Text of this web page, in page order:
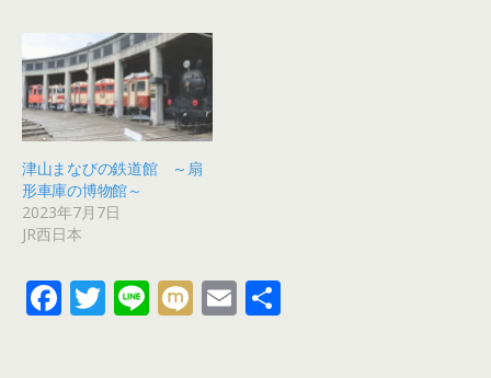
津山まなびの鉄道館 ～扇
形車庫の博物館～
2023年7月7日
JR西日本
F T Li M E